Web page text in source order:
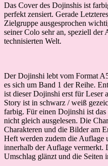
Das Cover des Dojinshis ist
perfekt zensiert. Gerade
Zielgruppe ausgesprochen
seiner Colo sehr an, speziell der
technisierten Welt.
Der Dojinshi lebt vom Format
es sich um Band 1 der Reihe.
ist dieser Dojinshi erst für Leser
Story ist in schwarz / weiß
farbig. Für einen Dojinshi ist
nicht gleich ausgelesen. Die
Charakteren und die Bilder am
Heft werden zudem die Auflage
innerhalb der Auflage vermerkt.
Umschlag glänzt und die Seiten